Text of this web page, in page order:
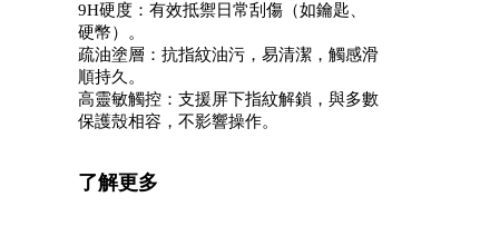
9H硬度：有效抵禦日常刮傷（如鑰匙、
硬幣）。
疏油塗層：抗指紋油污，易清潔，觸感滑
順持久。
高靈敏觸控：支援屏下指紋解鎖，與多數
保護殼相容，不影響操作。
了解更多